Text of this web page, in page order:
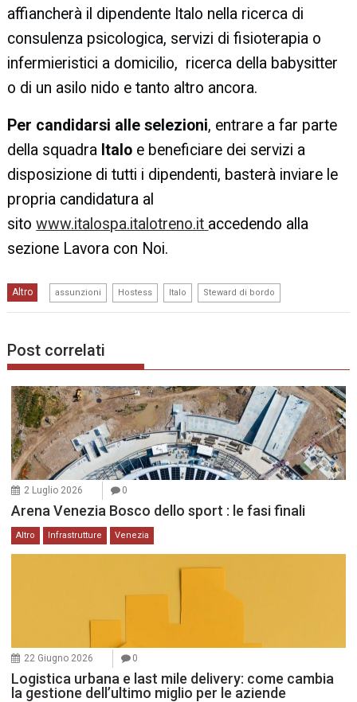
affiancherà il dipendente Italo nella ricerca di
consulenza psicologica, servizi di fisioterapia o
infermieristici a domicilio, ricerca della babysitter
o di un asilo nido e tanto altro ancora.
Per candidarsi alle selezioni, entrare a far parte
della squadra Italo e beneficiare dei servizi a
disposizione di tutti i dipendenti, basterà inviare le
propria candidatura al
sitowww.italospa.italotreno.it accedendo alla
sezione Lavora con Noi.
Altro assunzioni Hostess Italo Steward di bordo
Post correlati
2 Luglio 2026 0
Arena Venezia Bosco dello sport : le fasi finali
Altro Infrastrutture Venezia
22 Giugno 2026 0
Logistica urbana e last mile delivery: come cambia
la gestione dell’ultimo miglio per le aziende